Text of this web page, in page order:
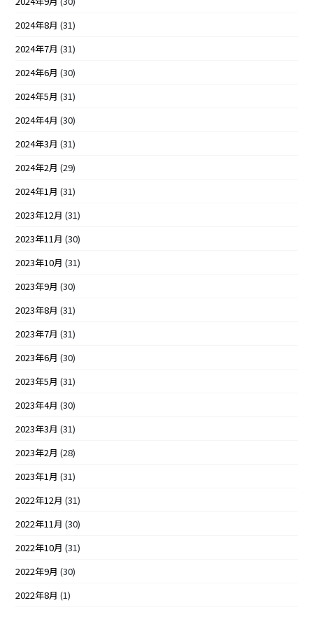
2024年8月 (31)
2024年7月 (31)
2024年6月 (30)
2024年5月 (31)
2024年4月 (30)
2024年3月 (31)
2024年2月 (29)
2024年1月 (31)
2023年12月 (31)
2023年11月 (30)
2023年10月 (31)
2023年9月 (30)
2023年8月 (31)
2023年7月 (31)
2023年6月 (30)
2023年5月 (31)
2023年4月 (30)
2023年3月 (31)
2023年2月 (28)
2023年1月 (31)
2022年12月 (31)
2022年11月 (30)
2022年10月 (31)
2022年9月 (30)
2022年8月 (1)